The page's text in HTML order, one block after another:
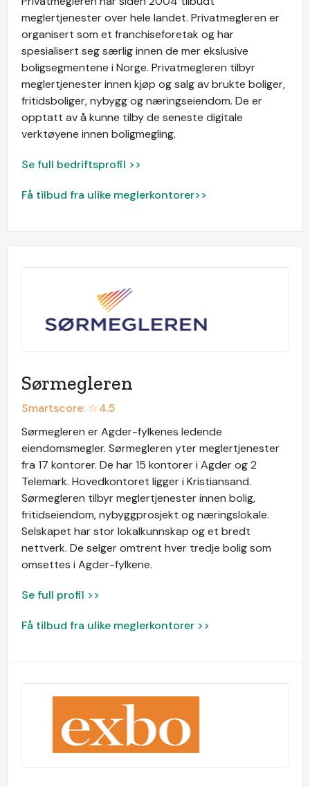
meglertjenester over hele landet. Privatmegleren er
organisert som et franchiseforetak og har
spesialisert seg særlig innen de mer ekslusive
boligsegmentene i Norge. Privatmegleren tilbyr
meglertjenester innen kjøp og salg av brukte boliger,
fritidsboliger, nybygg og næringseiendom. De er
opptatt av å kunne tilby de seneste digitale
verktøyene innen boligmegling.
Se full bedriftsprofil >>
Få tilbud fra ulike meglerkontorer>>
Sørmegleren
Smartscore: ☆4.5
Sørmegleren er Agder-fylkenes ledende
eiendomsmegler. Sørmegleren yter meglertjenester
fra 17 kontorer. De har 15 kontorer i Agder og 2
Telemark. Hovedkontoret ligger i Kristiansand.
Sørmegleren tilbyr meglertjenester innen bolig,
fritidseiendom, nybyggprosjekt og næringslokale.
Selskapet har stor lokalkunnskap og et bredt
nettverk. De selger omtrent hver tredje bolig som
omsettes i Agder-fylkene.
Se full profil >>
Få tilbud fra ulike meglerkontorer >>